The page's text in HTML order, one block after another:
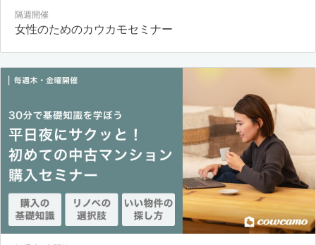
隔週開催
女性のためのカウカモセミナー